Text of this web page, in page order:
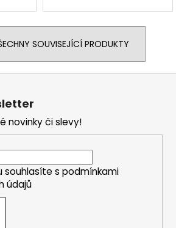
SOUVISEJÍCÍ PRODUKTY
novinky či slevy!
souhlasíte s podmínkami
údajů